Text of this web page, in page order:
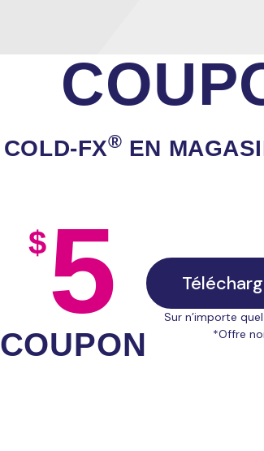
COLD‑FX® EN
$5
COUPON
Sur n’importe
*Offre